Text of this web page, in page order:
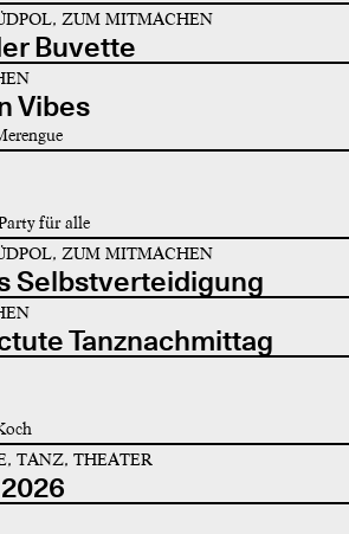
ZUM MITMACHEN
Buvette
Vibes
für alle
ZUM MITMACHEN
Selbstverteidigung
Tanznachmittag
TANZ, THEATER